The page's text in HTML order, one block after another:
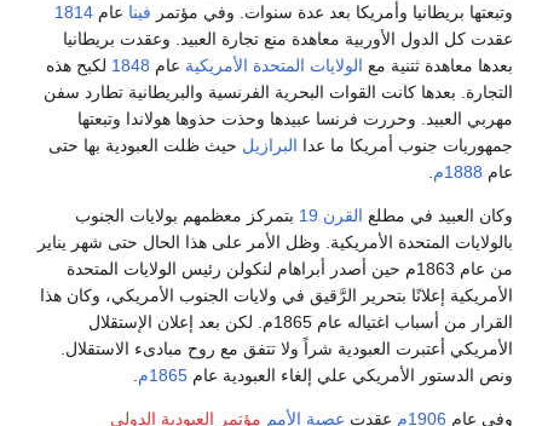
وتبعتها بريطانيا وأمريكا بعد عدة سنوات. وفي مؤتمر فينا عام 1814
عقدت كل الدول الأوربية معاهدة منع تجارة العبيد. وعقدت بريطانيا
بعدها معاهدة ثتنية مع الولايات المتحدة الأمريكية عام 1848 لكبح هذه
التجارة. بعدها كانت القوات البحرية الفرنسية والبريطانية تطارد سفن
مهربي العبيد. وحررت فرنسا عبيدها وحذت حذوها هولاندا وتبعتها
جمهوريات جنوب أمريكا ما عدا البرازيل حيث ظلت العبودية بها حتى
عام 1888م
وكان العبيد في مطلع القرن 19
بتمركز معظمهم بولايات الجنوب
بالولايات المتحدة الأمريكية. وظل الأمر على هذا الحال حتى شهر يناير
من عام 1863م حين أصدر أبراهام لنكولن رئيس الولايات المتحدة
الأمريكية إعلانًا بتحرير الرَّقيق في ولايات الجنوب الأمريكي، وكان هذا
القرار من أسباب اغتياله عام 1865م. لكن بعد إعلان الإستقلال
الأمريكي أعتبرت العبودية شراً ولا تتفق مع روح مبادىء الاستقلال.
ونص الدستور الأمريكي علي إلغاء العبودية عام 1865م
وفي عام 1906م عقدت عصبة الأمم مؤتمر العبودية الدولي